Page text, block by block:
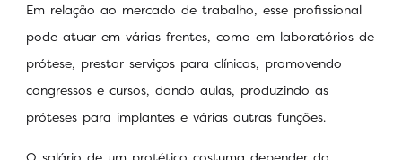
Em relação ao mercado de trabalho, esse profissional
pode atuar em várias frentes, como em laboratórios de
prótese, prestar serviços para clínicas, promovendo
congressos e cursos, dando aulas, produzindo as
próteses para implantes e várias outras funções.
O salário de um protético costuma depender da